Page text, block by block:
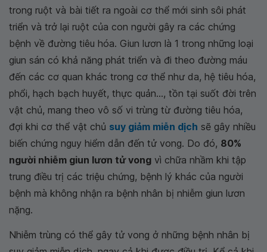
trong ruột và bài tiết ra ngoài cơ thể mới sinh sôi phát
triển và trở lại ruột của con người gây ra các chứng
bệnh về đường tiêu hóa. Giun lươn là 1 trong những loại
giun sán có khả năng phát triển và đi theo đường máu
đến các cơ quan khác trong cơ thể như da, hệ tiêu hóa,
phổi, hạch bạch huyết, thực quản..., tồn tại suốt đời trên
vật chủ, mang theo vô số vi trùng từ đường tiêu hóa,
đợi khi cơ thể vật chủ suy giảm miễn dịch sẽ gây nhiều
biến chứng nguy hiểm dẫn đến tử vong. Do đó, 80%
người nhiễm giun lươn tử vong vì chữa nhầm khi tập
trung điều trị các triệu chứng, bệnh lý khác của người
bệnh mà không nhận ra bệnh nhân bị nhiễm giun lươn
nặng.
Nhiễm trùng có thể gây tử vong ở những bệnh nhân bị